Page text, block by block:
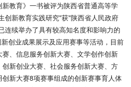
教育》一书被评为陕西省普通高等学
创新教育实践研究"获"陕西省人民政府
连续举办了具有较高知名度和影响力的
创业成果展示及应用赛事等活动，目前
、信息服务创新大赛、文学创作创新
新创业大赛、社会服务创新大赛、方
新大赛8项赛事组成的创新赛事育人体